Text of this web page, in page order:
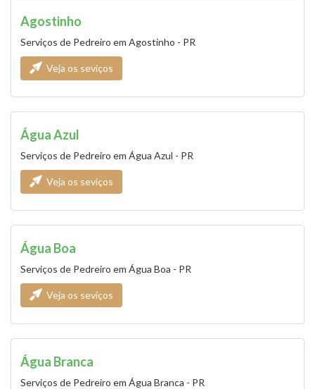
Agostinho
Serviços de Pedreiro em Agostinho - PR
Veja os seviços
Água Azul
Serviços de Pedreiro em Água Azul - PR
Veja os seviços
Água Boa
Serviços de Pedreiro em Água Boa - PR
Veja os seviços
Água Branca
Serviços de Pedreiro em Água Branca - PR